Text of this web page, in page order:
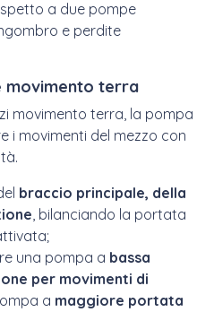
a due pompe
e perdite
movimento terra
movimento terra, la pompa
i movimenti del mezzo con
braccio principale, della
, bilanciando la portata
una pompa a bassa
per movimenti di
a maggiore portata